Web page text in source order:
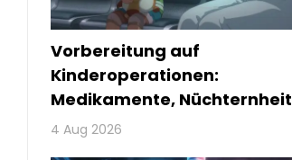
Vorbereitung auf
Kinderoperationen:
Medikamente, Nüchternheit
und Tipps
4 Aug 2026